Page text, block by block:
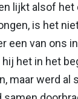
lijkt alsof het
is het
een van ons
hij het in het
maar werd al